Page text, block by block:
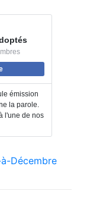
émission
la parole.
l'une de nos